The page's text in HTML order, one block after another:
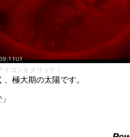
コンをクリック！
極大期の太陽です。